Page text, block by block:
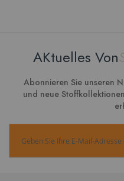
AKtuelles Von
Abonnieren Sie unseren
und neue